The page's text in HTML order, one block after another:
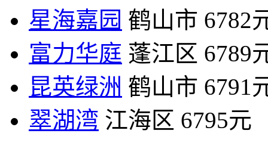
星海嘉园 鹤山市 6782
富力华庭 蓬江区 6789
昆英绿洲 鹤山市 6791
翠湖湾 江海区 6795元